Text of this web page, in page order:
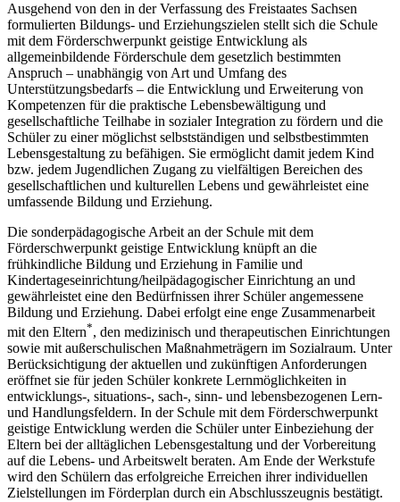
Ausgehend von den in der Verfassung des Freistaates Sachsen
formulierten Bildungs- und Erziehungszielen stellt sich die Schule
mit dem Förderschwerpunkt geistige Entwicklung als
allgemeinbildende Förderschule dem gesetzlich bestimmten
Anspruch – unabhängig von Art und Umfang des
Unterstützungsbedarfs – die Entwicklung und Erweiterung von
Kompetenzen für die praktische Lebensbewältigung und
gesellschaftliche Teilhabe in sozialer Integration zu fördern und die
Schüler zu einer möglichst selbstständigen und selbstbestimmten
Lebensgestaltung zu befähigen. Sie ermöglicht damit jedem Kind
bzw. jedem Jugendlichen Zugang zu vielfältigen Bereichen des
gesellschaftlichen und kulturellen Lebens und gewährleistet eine
umfassende Bildung und Erziehung.
Die sonderpädagogische Arbeit an der Schule mit dem
Förderschwerpunkt geistige Entwicklung knüpft an die
frühkindliche Bildung und Erziehung in Familie und
Kindertageseinrichtung/heilpädagogischer Einrichtung an und
gewährleistet eine den Bedürfnissen ihrer Schüler angemessene
Bildung und Erziehung. Dabei erfolgt eine enge Zusammenarbeit
mit den Eltern*, den medizinisch und therapeutischen Einrichtungen
sowie mit außerschulischen Maßnahmeträgern im Sozialraum. Unter
Berücksichtigung der aktuellen und zukünftigen Anforderungen
eröffnet sie für jeden Schüler konkrete Lernmöglichkeiten in
entwicklungs-, situations-, sach-, sinn- und lebensbezogenen Lern-
und Handlungsfeldern. In der Schule mit dem Förderschwerpunkt
geistige Entwicklung werden die Schüler unter Einbeziehung der
Eltern bei der alltäglichen Lebensgestaltung und der Vorbereitung
auf die Lebens- und Arbeitswelt beraten. Am Ende der Werkstufe
wird den Schülern das erfolgreiche Erreichen ihrer individuellen
Zielstellungen im Förderplan durch ein Abschlusszeugnis bestätigt.